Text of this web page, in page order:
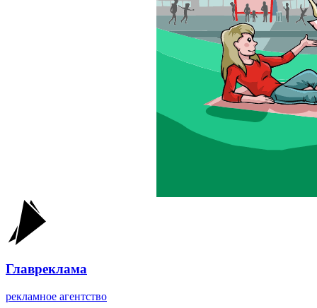
Главреклама
рекламное агентство